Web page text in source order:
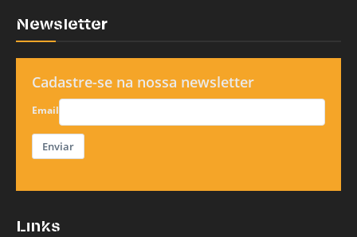
Newsletter
Cadastre-se na nossa newsletter
Email
Enviar
Links